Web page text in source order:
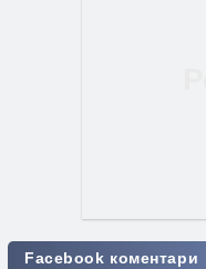
Facebook коментари